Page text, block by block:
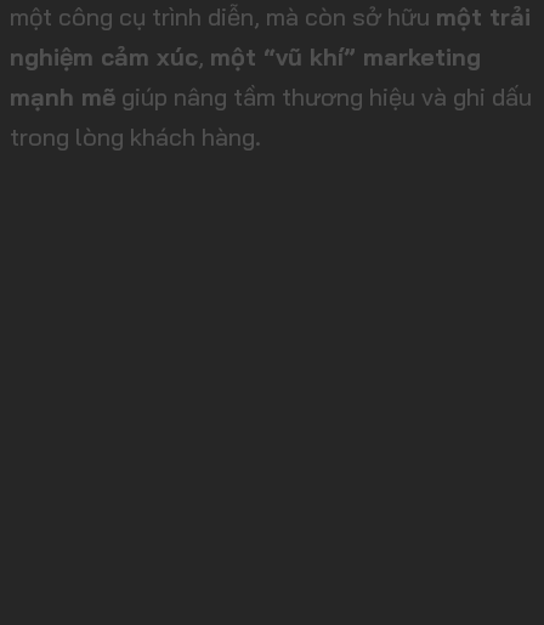
một công cụ trình diễn, mà còn sở hữu một trải
nghiệm cảm xúc, một “vũ khí” marketing
mạnh mẽ giúp nâng tầm thương hiệu và ghi dấu
trong lòng khách hàng.